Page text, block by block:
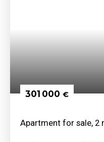
301 000 €
Apartment for sale, 2